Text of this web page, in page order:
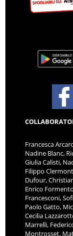
Francesca
Nadine Blanc,
Giulia Calisti,
Filippo
Dufour,
Enrico
Francesconi,
Paolo Gatto,
Cecilia
Marrelli,
Montrosset,